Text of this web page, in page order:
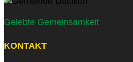
Gelebte Gemeinsamkeit
KONTAKT